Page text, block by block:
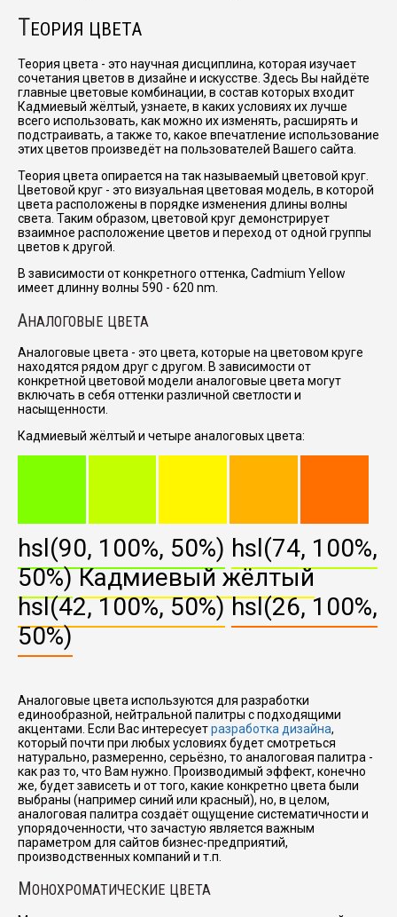
ТЕОРИЯ ЦВЕТА
Теория цвета - это научная дисциплина, которая изучает
сочетания цветов в дизайне и искусстве. Здесь Вы найдёте
главные цветовые комбинации, в состав которых входит
Кадмиевый жёлтый, узнаете, в каких условиях их лучше
всего использовать, как можно их изменять, расширять и
подстраивать, а также то, какое впечатление использование
этих цветов произведёт на пользователей Вашего сайта.
Теория цвета опирается на так называемый цветовой круг.
Цветовой круг - это визуальная цветовая модель, в которой
цвета расположены в порядке изменения длины волны
света. Таким образом, цветовой круг демонстрирует
взаимное расположение цветов и переход от одной группы
цветов к другой.
В зависимости от конкретного оттенка, Cadmium Yellow
имеет длинну волны 590 - 620 nm.
АНАЛОГОВЫЕ ЦВЕТА
Аналоговые цвета - это цвета, которые на цветовом круге
находятся рядом друг с другом. В зависимости от
конкретной цветовой модели аналоговые цвета могут
включать в себя оттенки различной светлости и
насыщенности.
Кадмиевый жёлтый и четыре аналоговых цвета:
hsl(90, 100%, 50%) hsl(74, 100%,
50%) Кадмиевый жёлтый
hsl(42, 100%, 50%) hsl(26, 100%,
50%)
Аналоговые цвета используются для разработки
единообразной, нейтральной палитры с подходящими
акцентами. Если Вас интересуетразработка дизайна,
который почти при любых условиях будет смотреться
натурально, размеренно, серьёзно, то аналоговая палитра -
как раз то, что Вам нужно. Производимый эффект, конечно
же, будет зависеть и от того, какие конкретно цвета были
выбраны (например синий или красный), но, в целом,
аналоговая палитра создаёт ощущение систематичности и
упорядоченности, что зачастую является важным
параметром для сайтов бизнес-предприятий,
производственных компаний и т.п.
МОНОХРОМАТИЧЕСКИЕ ЦВЕТА